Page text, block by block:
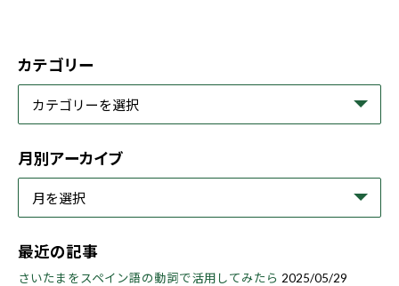
カテゴリー
月別アーカイブ
最近の記事
さいたまをスペイン語の動詞で活用してみたら 2025/05/29